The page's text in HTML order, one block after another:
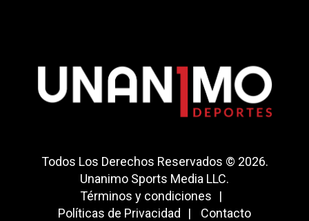
Todos Los Derechos Reservados © 2026.
Unanimo Sports Media LLC.
Términos y condiciones
Políticas de Privacidad
Contacto